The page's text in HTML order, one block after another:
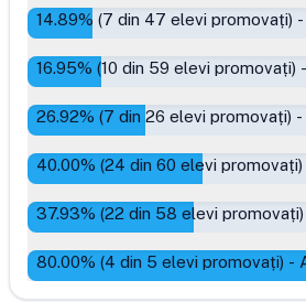
14.89% (7 din 47 elevi promovați) -
16.95% (10 din 59 elevi promovați) -
26.92% (7 din 26 elevi promovați) -
40.00% (24 din 60 elevi promovați)
37.93% (22 din 58 elevi promovați)
80.00% (4 din 5 elevi promovați) -